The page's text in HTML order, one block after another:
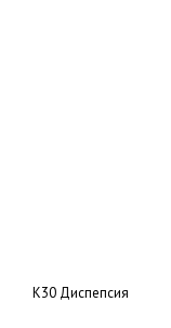
K30 Диспепсия